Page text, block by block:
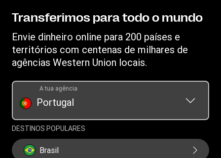
Transferir aplicação
Termos e Condições
Transferimos para todo o mundo
Envie dinheiro online para 200 países e
territórios com centenas de milhares de
agências Western Union locais.
Portugal
A tua agência
DESTINOS POPULARES
Brasil